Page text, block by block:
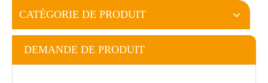
CATÉGORIE DE PRODUIT
DEMANDE DE PRODUIT